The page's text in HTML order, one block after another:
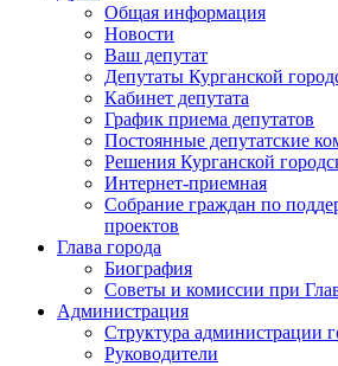
Общая информация
Новости
Ваш депутат
Депутаты Курганской
Кабинет депутата
График приема депутатов
Постоянные депутатские
Решения Курганской
Интернет-приемная
Собрание граждан по
проектов
Глава города
Биография
Советы и комиссии при
Администрация
Структура администрации
Руководители